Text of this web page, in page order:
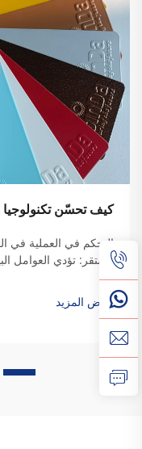
كيف تحسّن تكنولوجيا
التحكم في العملية في
مستقر: تؤدي العوامل
الميكانيكي في أنظمة
جودة طلاء البودر. وتؤثر
و...
عرض المزيد